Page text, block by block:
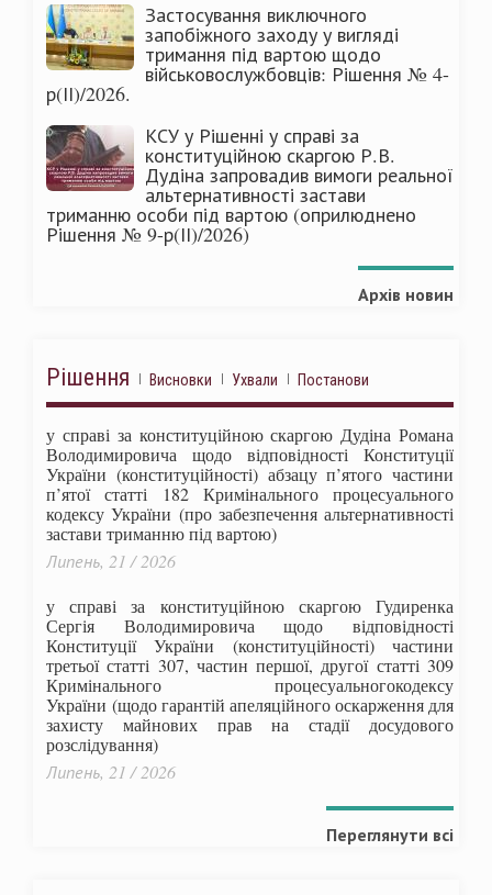
Застосування виключного
запобіжного заходу у вигляді
тримання під вартою щодо
військовослужбовців: Рішення № 4-
р(ІІ)/2026.
КСУ у Рішенні у справі за
конституційною скаргою Р.В.
Дудіна запровадив вимоги реальної
альтернативності застави
триманню особи під вартою (оприлюднено
Рішення № 9-р(ІІ)/2026)
Архів новин
Рішення Висновки Ухвали Постанови
у справі за конституційною скаргою Дудіна Романа
Володимировича щодо відповідності Конституції
України (конституційності) абзацу п’ятого частини
п’ятої статті 182 Кримінального процесуального
кодексу України (про забезпечення альтернативності
застави триманню під вартою)
Липень, 21 / 2026
у справі за конституційною скаргою Гудиренка
Сергія Володимировича щодо відповідності
Конституції України (конституційності) частини
третьої статті 307, частин першої, другої статті 309
Кримінального процесуальногокодексу
України (щодо гарантій апеляційного оскарження для
захисту майнових прав на стадії досудового
розслідування)
Липень, 21 / 2026
Переглянути всі